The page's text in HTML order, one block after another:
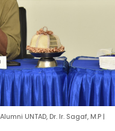
UNTAD, Dr. Ir. Sagaf, M.P |